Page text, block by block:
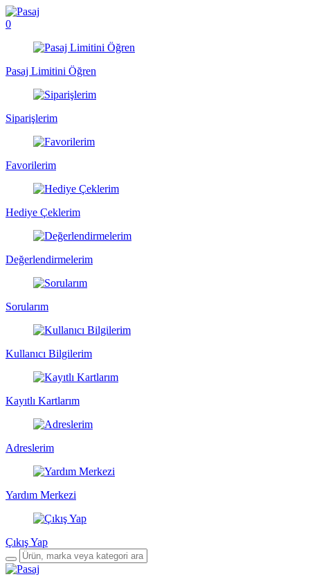
0
Pasaj Limitini Öğren
Siparişlerim
Favorilerim
Hediye Çeklerim
Değerlendirmelerim
Sorularım
Kullanıcı Bilgilerim
Kayıtlı Kartlarım
Adreslerim
Yardım Merkezi
Çıkış Yap